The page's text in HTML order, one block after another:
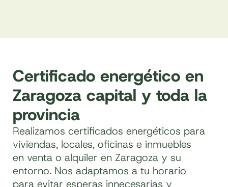
Certificado energético en
Zaragoza capital y toda la
provincia
Realizamos certificados energéticos para
viviendas, locales, oficinas e inmuebles
en venta o alquiler en Zaragoza y su
entorno. Nos adaptamos a tu horario
para evitar esperas innecesarias y